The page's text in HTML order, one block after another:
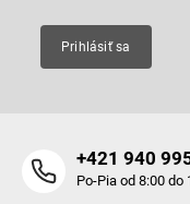
Prihlásiť sa
+421 940
Po-Pia od 8:00 do